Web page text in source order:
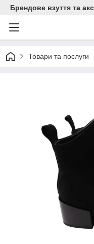
Брендове взуття та
Товари та послуги